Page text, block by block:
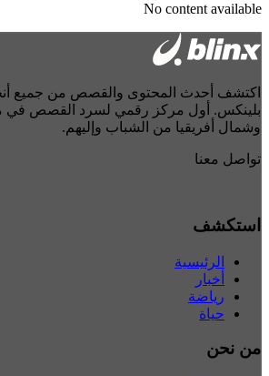
No content available
اكتشف أحدث المحتوى والقصص من جميع
بلينكس. أول مركز رقمي لسرد القصص في
وشمال أفريقيا من الشباب وإليهم.
تواصل معنا
استكشف
الرئيسية
أخبار
رياضة
حياة
من نحن